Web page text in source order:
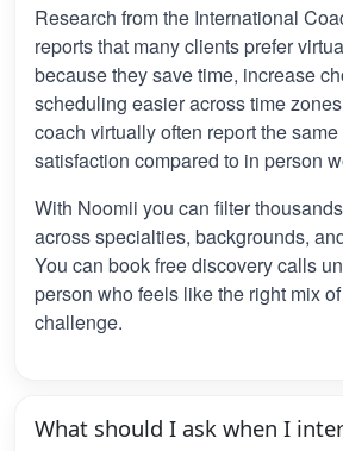
Research from the International
reports that many clients prefer
because they save time, increase
scheduling easier across time
coach virtually often report the
satisfaction compared to in person
With Noomii you can filter
across specialties, backgrounds,
You can book free discovery calls
person who feels like the right mix
challenge.
What should I ask when I